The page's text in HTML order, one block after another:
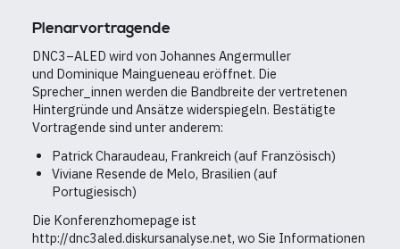
Plenarvortragende
DNC3–ALED wird von Johannes Angermuller
und Dominique Maingueneau eröffnet. Die
Sprecher_innen werden die Bandbreite der vertretenen
Hintergründe und Ansätze widerspiegeln. Bestätigte
Vortragende sind unter anderem:
Patrick Charaudeau, Frankreich (auf Französisch)
Viviane Resende de Melo, Brasilien (auf
Portugiesisch)
Die Konferenzhomepage ist
http://dnc3aled.diskursanalyse.net, wo Sie Informationen